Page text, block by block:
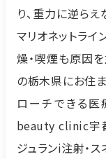
り、重力に逆ら
マリオネットライ
燥・喫煙も原因
の栃木県にお住
ローチできる
beauty clinic宇
ジュランi注射・ス